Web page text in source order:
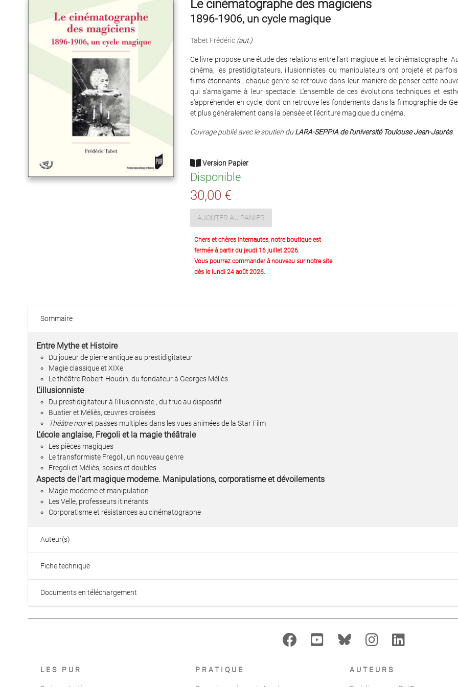
Le cinématographe des magiciens
1896-1906, un cycle magique
Tabet Frédéric (aut.)
Ce livre propose une étude des relations entre l'art magique et le cinématographe.
cinéma, les prestidigitateurs, illusionnistes ou manipulateurs ont projeté et
films étonnants ; chaque genre se retrouve dans leur manière de penser cette
qui s'amalgame à leur spectacle. L'ensemble de ces évolutions techniques et
s'appréhender en cycle, dont on retrouve les fondements dans la filmographie de
et plus généralement dans la pensée et l'écriture magique du cinéma.
Ouvrage publié avec le soutien duLARA-SEPPIA de l'université Toulouse Jean-Jaurès.
Version Papier
Disponible
30,00 €
AJOUTER AU PANIER
Chers et chères Internautes, notre boutique est
fermée à partir du jeudi 16 juillet 2026.
Vous pourrez commander à nouveau sur notre site
dès le lundi 24 août 2026.
Sommaire
Entre Mythe et Histoire
Du joueur de pierre antique au prestidigitateur
Magie classique et XIXe
Le théâtre Robert-Houdin, du fondateur à Georges Méliès
L'illusionniste
Du prestidigitateur à l'illusionniste ; du truc au dispositif
Buatier et Méliès, œuvres croisées
Théâtre noiret passes multiples dans les vues animées de la Star Film
L'école anglaise, Fregoli et la magie théâtrale
Les pièces magiques
Le transformiste Fregoli, un nouveau genre
Fregoli et Méliès, sosies et doubles
Aspects de l'art magique moderne. Manipulations, corporatisme et dévoilements
Magie moderne et manipulation
Les Velle, professeurs itinérants
Corporatisme et résistances au cinématographe
Auteur(s)
Fiche technique
Documents en téléchargement
LES PUR PRATIQUE AUTEURS